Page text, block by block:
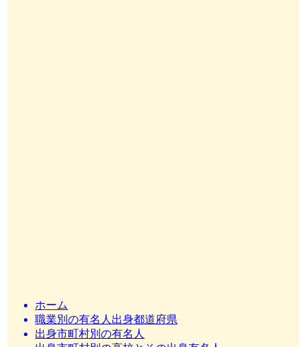
ホーム
職業別の有名人出身都道府県
出身市町村別の有名人